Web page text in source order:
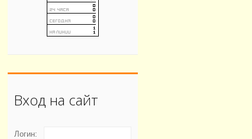
Вход на сайт
Логин: